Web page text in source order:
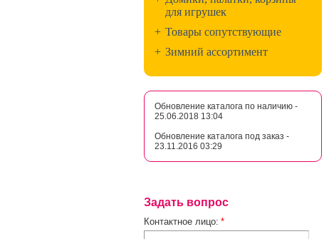
для игрушек
+ Товары сопутствующие
+ Зимний ассортимент
Обновление каталога по наличию -
25.06.2018 13:04
Обновление каталога под заказ -
23.11.2016 03:29
Задать вопрос
Контактное лицо: *